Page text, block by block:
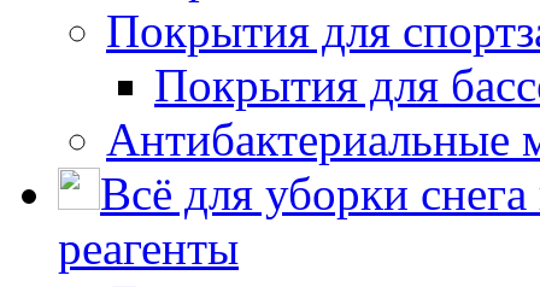
Покрытия для
Покрытия для
Антибактериальные
Всё для уборки
реагенты